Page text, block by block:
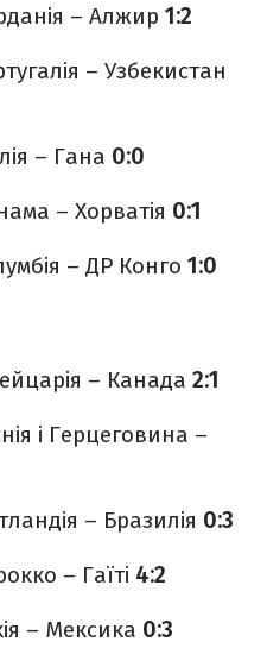
– Алжир 1:2
– Узбекистан
– Гана 0:0
– Хорватія 0:1
– ДР Конго 1:0
– Канада 2:1
і Герцеговина –
– Бразилія 0:3
– Гаїті 4:2
– Мексика 0:3